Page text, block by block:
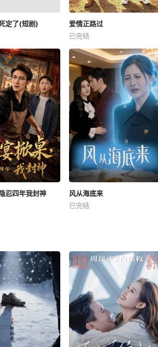
定了(短剧)
爱情正路过
已完结
忍四年我封神
风从海底来
已完结